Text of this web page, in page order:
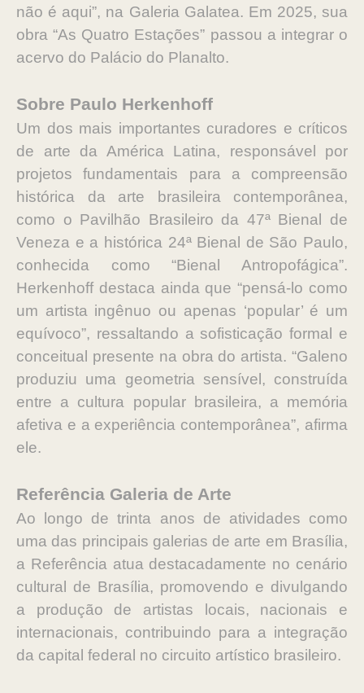
não é aqui”, na Galeria Galatea. Em 2025, sua
obra “As Quatro Estações” passou a integrar o
acervo do Palácio do Planalto.
Sobre Paulo Herkenhoff
Um dos mais importantes curadores e críticos
de arte da América Latina, responsável por
projetos fundamentais para a compreensão
histórica da arte brasileira contemporânea,
como o Pavilhão Brasileiro da 47ª Bienal de
Veneza e a histórica 24ª Bienal de São Paulo,
conhecida como “Bienal Antropofágica”.
Herkenhoff destaca ainda que “pensá-lo como
um artista ingênuo ou apenas ‘popular’ é um
equívoco”, ressaltando a sofisticação formal e
conceitual presente na obra do artista. “Galeno
produziu uma geometria sensível, construída
entre a cultura popular brasileira, a memória
afetiva e a experiência contemporânea”, afirma
ele.
Referência Galeria de Arte
Ao longo de trinta anos de atividades como
uma das principais galerias de arte em Brasília,
a Referência atua destacadamente no cenário
cultural de Brasília, promovendo e divulgando
a produção de artistas locais, nacionais e
internacionais, contribuindo para a integração
da capital federal no circuito artístico brasileiro.